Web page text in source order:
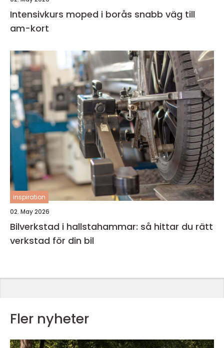
Intensivkurs moped i borås snabb väg till
am-kort
inspiration
02. May 2026
Bilverkstad i hallstahammar: så hittar du rätt
verkstad för din bil
Fler nyheter